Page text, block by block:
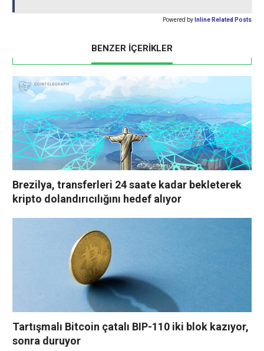
Powered by Inline Related Posts
BENZER İÇERİKLER
Brezilya, transferleri 24 saate kadar bekleterek
kripto dolandırıcılığını hedef alıyor
Tartışmalı Bitcoin çatalı BIP-110 iki blok kazıyor,
sonra duruyor